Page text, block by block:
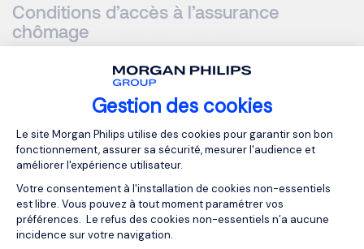
Gestion des cookies
Plateforme de Gestion du
Le site Morgan Philips utilise des cookies pour garantir son bon
fonctionnement, assurer sa sécurité, mesurer l'audience et
améliorer l'expérience utilisateur.
Votre consentement à l'installation de cookies non-essentiels
est libre. Vous pouvez à tout moment paramétrer vos
préférences. Le refus des cookies non-essentiels n’a aucune
incidence sur votre navigation.
Conditions d’accès à l’assurance
chômage
Pour ouvrir des droits à l’assurance chômage, la rupture du
contrat de travail doit être initiée par l’employeur. Cette
règle constitue un élément clé à anticiper dans la gestion
de son parcours en portage salarial.
Optimisation financière et
avantages liés au portage
salarial